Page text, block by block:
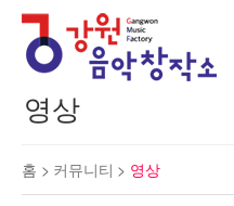
영상
홈 > 커뮤니티 > 영상